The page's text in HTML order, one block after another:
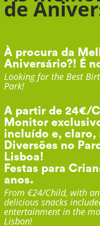
de
À procura da
Aniversário?! É
Looking for the Best
Park!
A partir de 24€/
Monitor
incluído e, claro,
Diversões no
Lisboa!
Festas para
anos.
From €24/Child, with
delicious snacks
entertainment in the
Lisbon!